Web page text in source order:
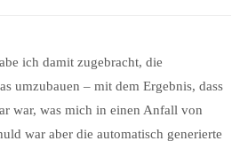
ich damit zugebracht, die
umzubauen – mit dem Ergebnis, dass
war, was mich in einen Anfall von
war aber die automatisch generierte